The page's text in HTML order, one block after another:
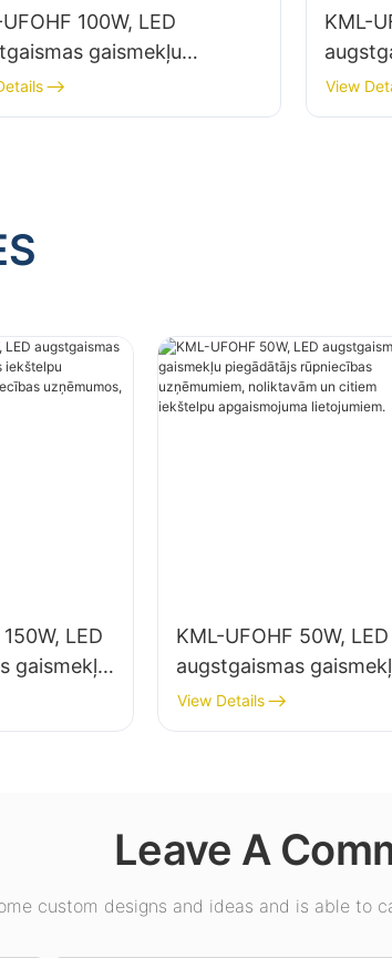
100W, LED
gaismekļu
rūpniecības
noliktavām un
KML-
View
LED
gaismekļu
KML-UFOHF 50W, LED
augstgaismas
piegādātājs rūpniecības
uzņēmumiem,
View Details
Leave A
custom designs and ideas and is able to